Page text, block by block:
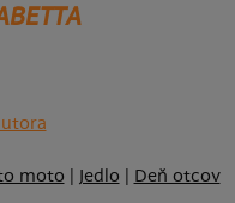
moto Jedlo Deň otcov